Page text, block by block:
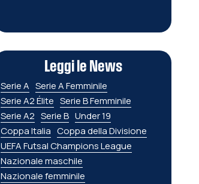
Leggi le News
Serie A Serie A Femminile
Serie A2 Élite Serie B Femminile
Serie A2 Serie B Under 19
Coppa Italia Coppa della Divisione
UEFA Futsal Champions League
Nazionale maschile
Nazionale femminile